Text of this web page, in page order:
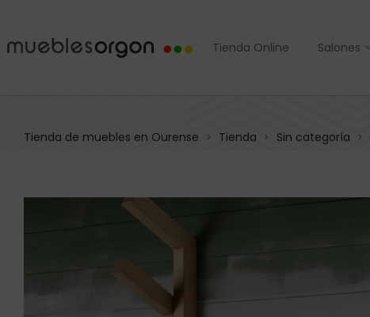
Tienda Online Salones
Tienda de muebles en Ourense > Tienda > Sin categoría >